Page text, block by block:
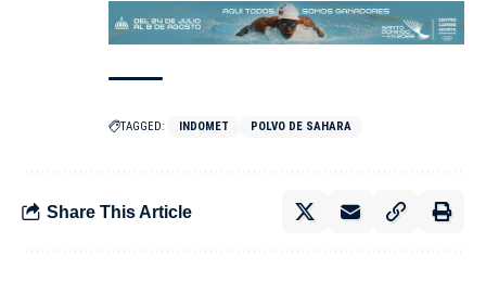
TAGGED: INDOMET POLVO DE SAHARA
Share This Article